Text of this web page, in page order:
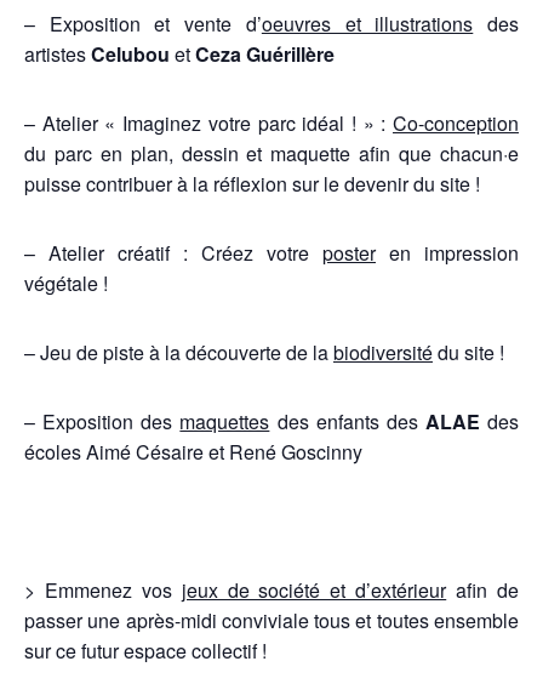
– Exposition et vente d’oeuvres et illustrations des
artistesCelubou etCeza Guérillère
– Atelier « Imaginez votre parc idéal ! » : Co-conception
du parc en plan, dessin et maquette afin que chacun·e
puisse contribuer à la réflexion sur le devenir du site !
– Atelier créatif : Créez votre posteren impression
végétale !
– Jeu de piste à la découverte de labiodiversitédu site !
– Exposition des maquettes des enfants des ALAE des
écoles Aimé Césaire et René Goscinny
> Emmenez vos jeux de société et d’extérieurafin de
passer une après-midi conviviale tous et toutes ensemble
sur ce futur espace collectif !